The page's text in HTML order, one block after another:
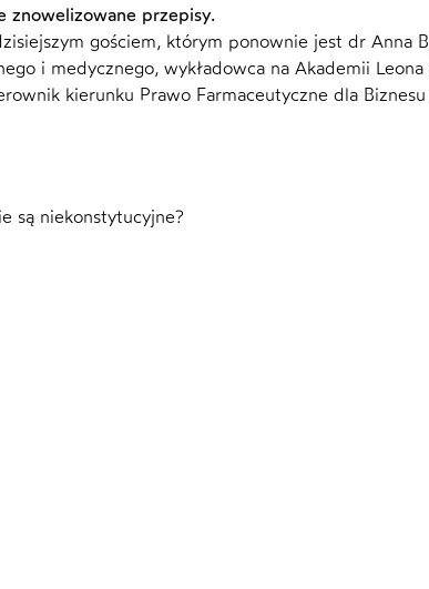
znowelizowane przepisy.
gościem, którym ponownie jest dr Anna
i medycznego, wykładowca na Akademii
kierunku Prawo Farmaceutyczne dla
są niekonstytucyjne?